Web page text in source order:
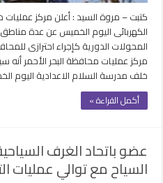
كتبت – مروة السيد : أعلن مركز عمليات
الكهربائى اليوم الخميس عن عدة
المحولات الدورية كإجراء احترازى
مركز عمليات محافظة البحر الأحمر أنه
خلف مدرسة السلام الاعدادية اليوم
أكمل القراءة »
عضو باتحاد الغرف
السياح مع توالي عمليات